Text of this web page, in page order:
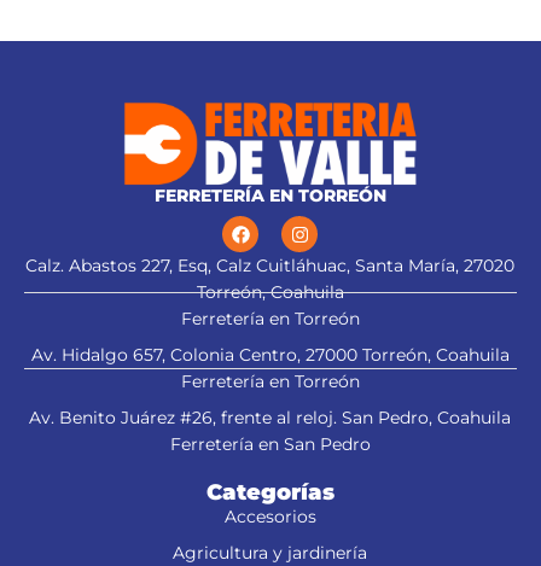
que las de acero alta velocidad
FERRETERÍA EN TORREÓN
Calz. Abastos 227, Esq, Calz Cuitláhuac, Santa María, 27020
Torreón, Coahuila
Ferretería en Torreón
Av. Hidalgo 657, Colonia Centro, 27000 Torreón, Coahuila
Ferretería en Torreón
Av. Benito Juárez #26, frente al reloj. San Pedro, Coahuila
Ferretería en San Pedro
Categorías
Accesorios
Agricultura y jardinería